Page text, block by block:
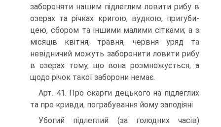
забороняти нашим підлеглим ловити рибу в
озерах та річках кригою, вудкою, пригуби-
цею, сбором та іншими малими сітками; а з
місяців квітня, травня, червня уряд та
невідничий можуть заборонити ловити рибу
в озерах тому, що вона розмножується, а
щодо річок такої заборони немає.
Арт. 41. Про скарги децького на підлеглих
та про кривди, пограбування йому заподіяні
Убогий підлеглий (за голодних часів)